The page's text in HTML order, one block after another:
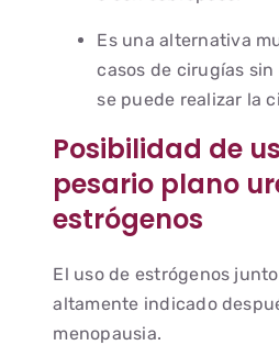
Es una alternativa
casos de cirugías
se puede realizar la
Posibilidad de
pesario plano
estrógenos
El uso de estrógenos
altamente indicado
menopausia.